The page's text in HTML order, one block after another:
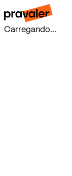
Carregando...